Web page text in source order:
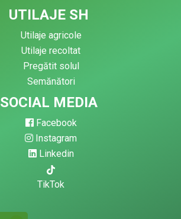
UTILAJE SH
Utilaje agricole
Utilaje recoltat
Pregătit solul
Semănători
SOCIAL MEDIA
Facebook
Instagram
Linkedin
TikTok